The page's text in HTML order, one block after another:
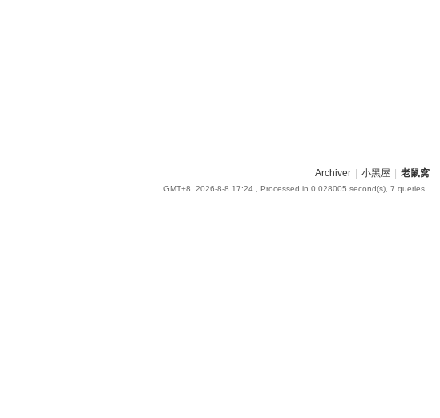
Archiver 小黑屋 老鼠窝
GMT+8, 2026-8-8 17:24, Processed in 0.028005 second(s), 7 queries .